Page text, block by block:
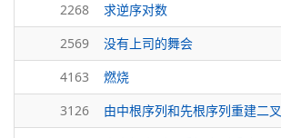
2268 求逆序对数
2569 没有上司的舞会
4163 燃烧
3126 由中根序列和先根序列重建二